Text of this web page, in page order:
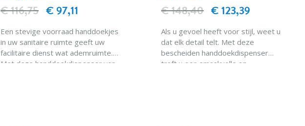
€ 97,11
€ 116,75
Een stevige voorraad handdoekjes
in uw sanitaire ruimte geeft uw
facilitaire dienst wat ademruimte.
Met deze handdoekdispenser van
€ 123,39
€ 148,40
Als u gevoel heeft voor stijl, weet u
dat elk detail telt. Met deze
bescheiden handdoekdispenser
treft u een smaakvolle en